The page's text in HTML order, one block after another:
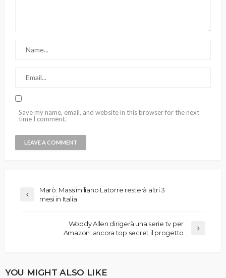
Save my name, email, and website in this browser for the next
time I comment.
Marò: Massimiliano Latorre resterà altri 3
mesi in Italia
Woody Allen dirigerà una serie tv per
Amazon: ancora top secret il progetto
YOU MIGHT ALSO LIKE